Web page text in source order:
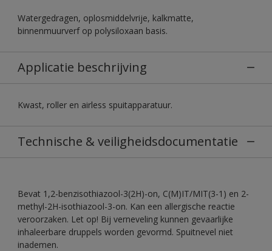
Watergedragen, oplosmiddelvrije, kalkmatte,
binnenmuurverf op polysiloxaan basis.
Applicatie beschrijving
Kwast, roller en airless spuitapparatuur.
Technische & veiligheidsdocumentatie
Bevat 1,2-benzisothiazool-3(2H)-on, C(M)IT/MIT(3-1) en 2-
methyl-2H-isothiazool-3-on. Kan een allergische reactie
veroorzaken. Let op! Bij verneveling kunnen gevaarlijke
inhaleerbare druppels worden gevormd. Spuitnevel niet
inademen.